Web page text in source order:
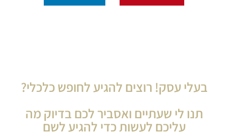
בעלי עסק! רוצים להגיע לחופש כלכלי?
תנו לי שעתיים ואסביר לכם בדיוק מה
עליכם לעשות כדי להגיע לשם